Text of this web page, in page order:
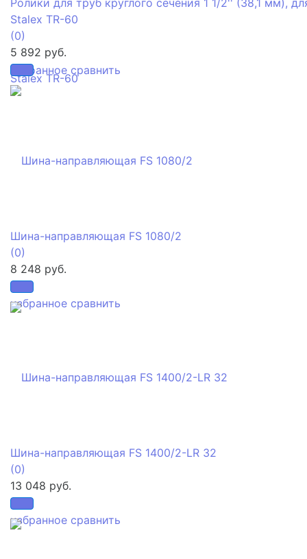
избранное сравнить
Ролики для труб круглого сечения 1 1/2'' (38,1 мм),
Stalex TR-60
(0)
5 892 руб.
избранное сравнить
Шина-направляющая FS 1080/2
(0)
8 248 руб.
избранное сравнить
Шина-направляющая FS 1400/2-LR 32
(0)
13 048 руб.